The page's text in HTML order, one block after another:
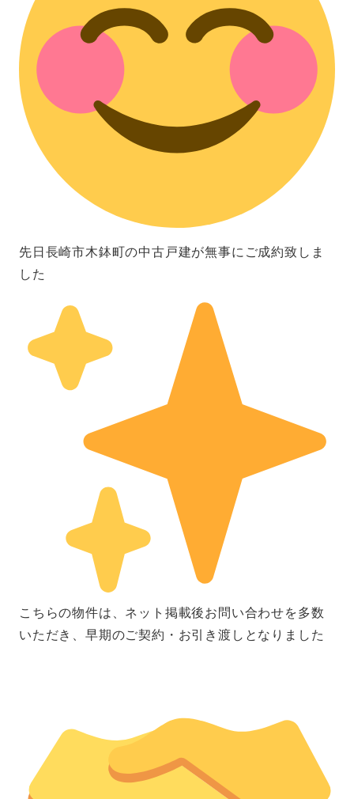
先日長崎市木鉢町の中古戸建が無事にご成約致しま
した
こちらの物件は、ネット掲載後お問い合わせを多数
いただき、早期のご契約・お引き渡しとなりました